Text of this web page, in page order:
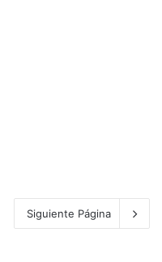
Siguiente Página